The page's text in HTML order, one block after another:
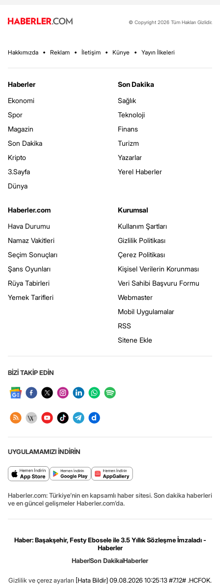
© Copyright 2026 Tüm Hakları Gizlidir.
Hakkımızda Reklam İletişim Künye Yayın İlkeleri
Haberler
Ekonomi
Spor
Magazin
Son Dakika
Kripto
3.Sayfa
Dünya
Son Dakika
Sağlık
Teknoloji
Finans
Turizm
Yazarlar
Yerel Haberler
Haberler.com
Hava Durumu
Namaz Vakitleri
Seçim Sonuçları
Şans Oyunları
Rüya Tabirleri
Yemek Tarifleri
Kurumsal
Kullanım Şartları
Gizlilik Politikası
Çerez Politikası
Kişisel Verilerin Korunması
Veri Sahibi Başvuru Formu
Webmaster
Mobil Uygulamalar
RSS
Sitene Ekle
BİZİ TAKİP EDİN
UYGULAMAMIZI İNDİRİN
Haberler.com: Türkiye’nin en kapsamlı haber sitesi. Son dakika haberleri
ve en güncel gelişmeler Haberler.com’da.
Haber: Başakşehir, Festy Ebosele ile 3.5 Yıllık Sözleşme İmzaladı -
Haberler
HaberSon DakikaHaberler
Gizlilik ve çerez ayarları [Hata Bildir] 09.08.2026 10:25:13 #7.12# .HCFOK.